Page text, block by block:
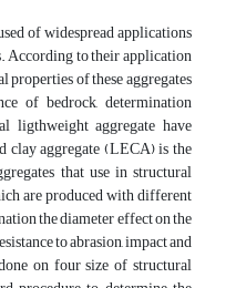
of widespread applications
to their application
properties of these aggregates
of bedrock, determination
ligthweight aggregate have
clay aggregate (LECA) is the
that use in structural
are produced with different
the diameter effect on the
to abrasion, impact and
on four size of structural